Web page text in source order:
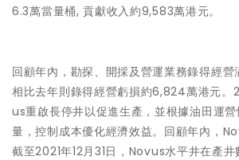
6.3萬當量桶, 貢獻收入約9,583萬港元。
回顧年內，勘探、開採及營運業務錄得經營
相比去年則錄得經營虧損約6,824萬港元。
us重啟長停井以促進生產，並根據油田運
量，控制成本優化經濟效益。回顧年內，
截至2021年12月31日，Novus水平井在產